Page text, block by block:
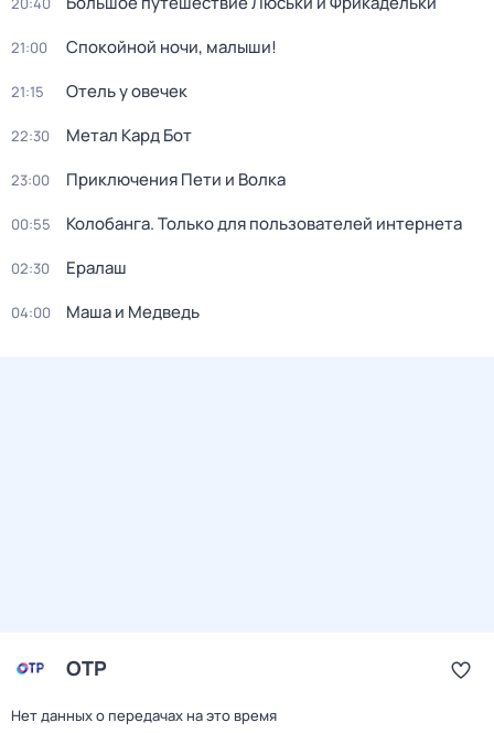
21:00 Спокойной ночи, малыши!
21:15 Отель у овечек
22:30 Метал Кард Бот
23:00 Приключения Пети и Волка
00:55 Колобанга. Только для пользователей интернета
02:30 Ералаш
04:00 Маша и Медведь
ОТР
Нет данных о передачах на это время